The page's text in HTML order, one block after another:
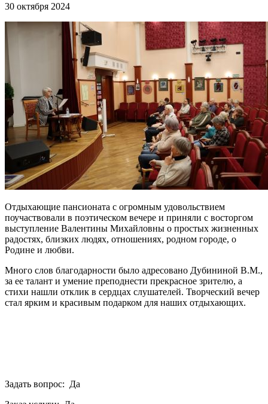
30 октября 2024
Отдыхающие пансионата с огромным удовольствием
поучаствовали в поэтическом вечере и приняли с восторгом
выступление Валентины Михайловны о простых жизненных
радостях, близких людях, отношениях, родном городе, о
Родине и любви.
Много слов благодарности было адресовано Дубининой В.М.,
за ее талант и умение преподнести прекрасное зрителю, а
стихи нашли отклик в сердцах слушателей. Творческий вечер
стал ярким и красивым подарком для наших отдыхающих.
Задать вопрос: Да